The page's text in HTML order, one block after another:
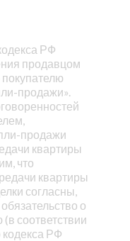
РФ
продавцом
продажи».
продажи
квартиры
что
квартиры
согласны,
о
соответствии
кодекса РФ